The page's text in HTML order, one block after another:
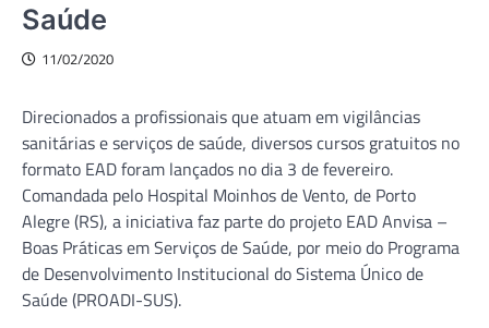
Saúde
11/02/2020
Direcionados a profissionais que atuam em vigilâncias
sanitárias e serviços de saúde, diversos cursos gratuitos no
formato EAD foram lançados no dia 3 de fevereiro.
Comandada pelo Hospital Moinhos de Vento, de Porto
Alegre (RS), a iniciativa faz parte do projeto EAD Anvisa –
Boas Práticas em Serviços de Saúde, por meio do Programa
de Desenvolvimento Institucional do Sistema Único de
Saúde (PROADI-SUS).